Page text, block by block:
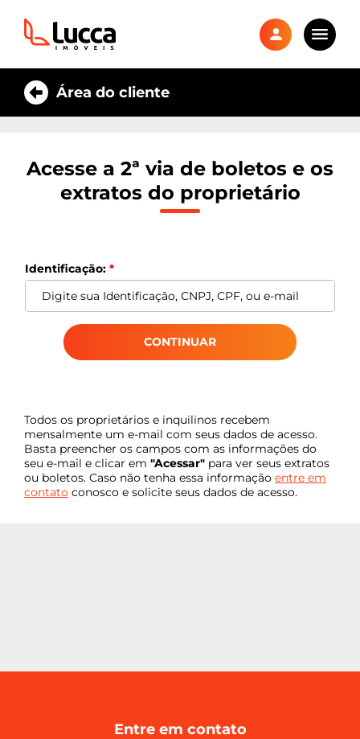
Área do cliente
Acesse a 2ª via de boletos e os
extratos do proprietário
Identificação: *
CONTINUAR
Todos os proprietários e inquilinos recebem
mensalmente um e-mail com seus dados de acesso.
Basta preencher os campos com as informações do
seu e-mail e clicar em "Acessar" para ver seus extratos
ou boletos. Caso não tenha essa informação entre em
contato conosco e solicite seus dados de acesso.
Entre em contato